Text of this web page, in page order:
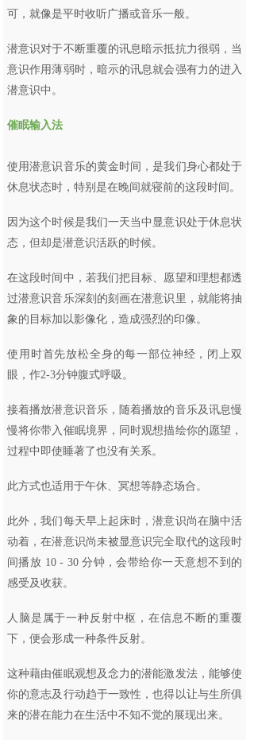
可，就像是平时收听广播或音乐一般。
潜意识对于不断重覆的讯息暗示抵抗力很弱，当
意识作用薄弱时，暗示的讯息就会强有力的进入
潜意识中。
催眠输入法
使用潜意识音乐的黄金时间，是我们身心都处于
休息状态时，特别是在晚间就寝前的这段时间。
因为这个时候是我们一天当中显意识处于休息状
态，但却是潜意识活跃的时候。
在这段时间中，若我们把目标、愿望和理想都透
过潜意识音乐深刻的刻画在潜意识里，就能将抽
象的目标加以影像化，造成强烈的印像。
使用时首先放松全身的每一部位神经，闭上双
眼，作2-3分钟腹式呼吸。
接着播放潜意识音乐，随着播放的音乐及讯息慢
慢将你带入催眠境界，同时观想描绘你的愿望，
过程中即使睡著了也没有关系。
此方式也适用于午休、冥想等静态场合。
此外，我们每天早上起床时，潜意识尚在脑中活
动着，在潜意识尚未被显意识完全取代的这段时
间播放 10 - 30 分钟，会带给你一天意想不到的
感受及收获。
人脑是属于一种反射中枢，在信息不断的重覆
下，便会形成一种条件反射。
这种藉由催眠观想及念力的潜能激发法，能够使
你的意志及行动趋于一致性，也得以让与生所俱
来的潜在能力在生活中不知不觉的展现出来。